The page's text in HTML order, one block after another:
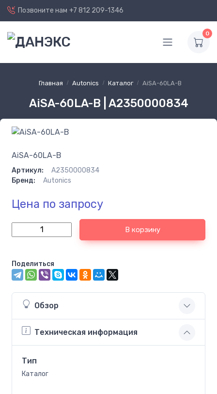
Позвоните нам +7 812 209-1346
0
Главная Autonics Каталог AiSA-60LA-B
AiSA-60LA-B | A2350000834
AiSA-60LA-B
Артикул:
A2350000834
Бренд:
Autonics
Цена по запросу
В корзину
Поделиться
Обзор
Техническая информация
Тип
Каталог